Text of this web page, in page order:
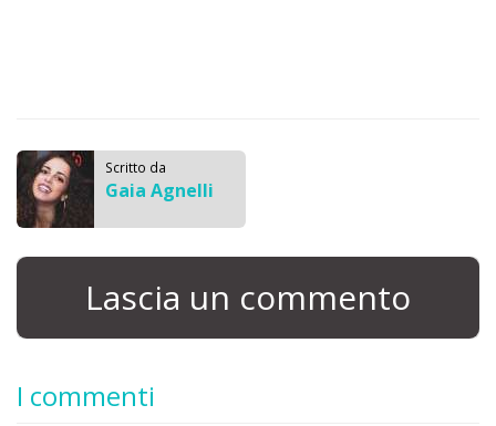
Scritto da
Gaia Agnelli
Lascia un commento
I commenti